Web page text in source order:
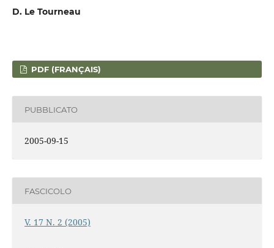
D. Le Tourneau
PDF (FRANÇAIS)
PUBBLICATO
2005-09-15
FASCICOLO
V. 17 N. 2 (2005)